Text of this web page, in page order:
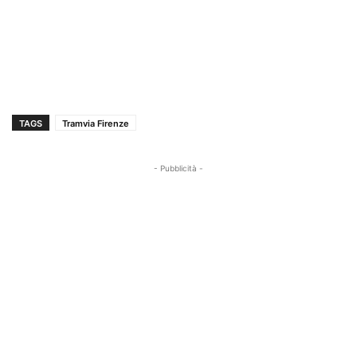
TAGS Tramvia Firenze
- Pubblicità -